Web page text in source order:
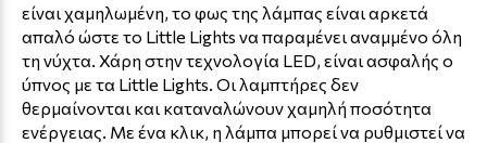
είναι χαμηλωμένη, το φως της λάμπας είναι αρκετά
απαλό ώστε το Little Lights να παραμένει αναμμένο όλη
τη νύχτα. Χάρη στην τεχνολογία LED, είναι ασφαλής ο
ύπνος με τα Little Lights. Οι λαμπτήρες δεν
θερμαίνονται και καταναλώνουν χαμηλή ποσότητα
ενέργειας. Με ένα κλικ, η λάμπα μπορεί να ρυθμιστεί να